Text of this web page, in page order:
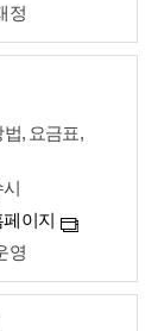
정
, 요금표,
시
페이지
영